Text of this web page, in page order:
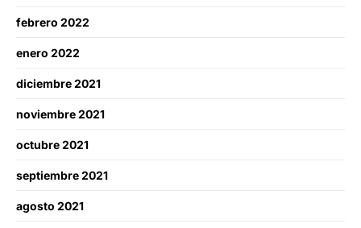
febrero 2022
enero 2022
diciembre 2021
noviembre 2021
octubre 2021
septiembre 2021
agosto 2021